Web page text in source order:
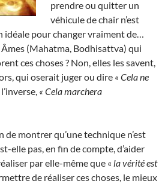
prendre ou quitter un
véhicule de chair n’est
pour changer vraiment de…
Âmes (Mahatma, Bodhisattva) qui
ces choses ? Non, elles les savent,
qui oserait juger ou dire « Cela ne
« Cela marchera
de montrer qu’une technique n’est
elle pas, en fin de compte, d’aider
par elle-même que « la vérité est
de réaliser ces choses, le mieux